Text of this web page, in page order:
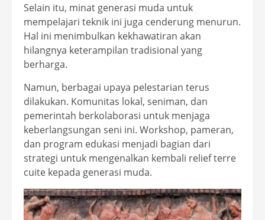
Selain itu, minat generasi muda untuk
mempelajari teknik ini juga cenderung menurun.
Hal ini menimbulkan kekhawatiran akan
hilangnya keterampilan tradisional yang
berharga.
Namun, berbagai upaya pelestarian terus
dilakukan. Komunitas lokal, seniman, dan
pemerintah berkolaborasi untuk menjaga
keberlangsungan seni ini. Workshop, pameran,
dan program edukasi menjadi bagian dari
strategi untuk mengenalkan kembali relief terre
cuite kepada generasi muda.